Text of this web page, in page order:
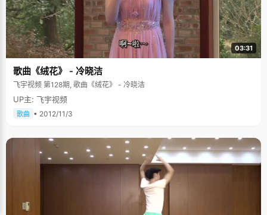
03:31
歌曲《绒花》 - 冷晓洁
飞宇视频 第128期, 歌曲《绒花》 - 冷晓洁
UP主: 飞宇视频
歌曲 • 2012/11/3